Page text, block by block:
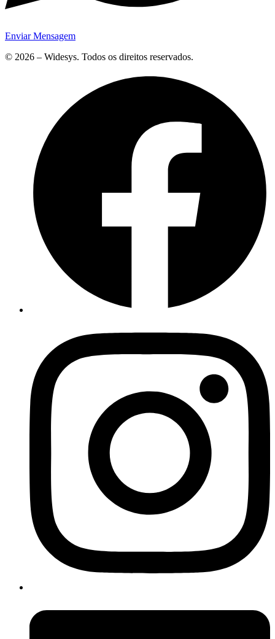
Enviar Mensagem
© 2026 – Widesys. Todos os direitos reservados.